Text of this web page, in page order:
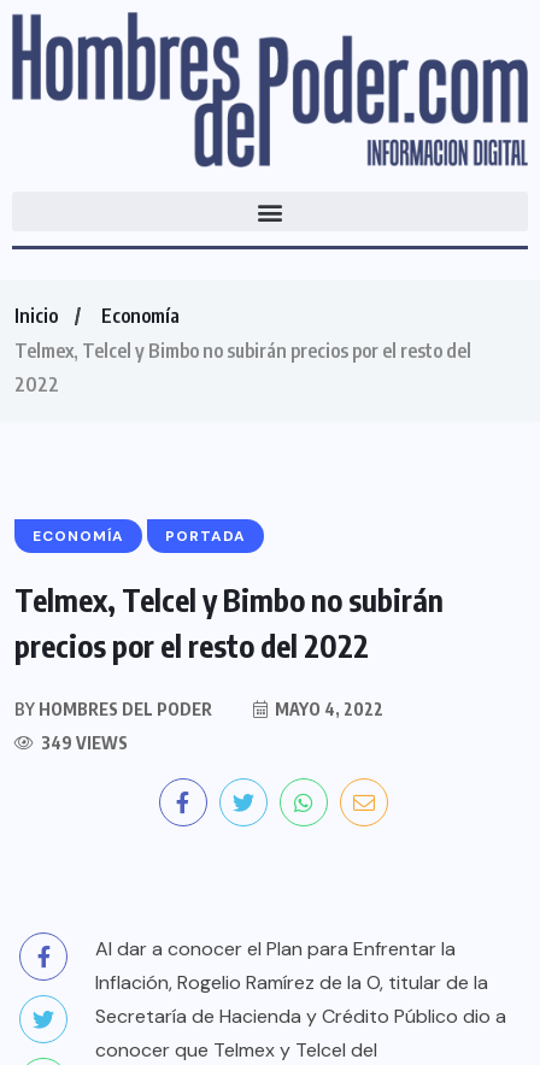
Inicio
Economía
Telmex, Telcel y Bimbo no subirán precios por el resto del
2022
ECONOMÍA PORTADA
Telmex, Telcel y Bimbo no subirán
precios por el resto del 2022
BY HOMBRES DEL PODER
MAYO 4, 2022
349 VIEWS
Al dar a conocer el Plan para Enfrentar la
Inflación, Rogelio Ramírez de la O, titular de la
Secretaría de Hacienda y Crédito Público dio a
conocer que Telmex y Telcel del